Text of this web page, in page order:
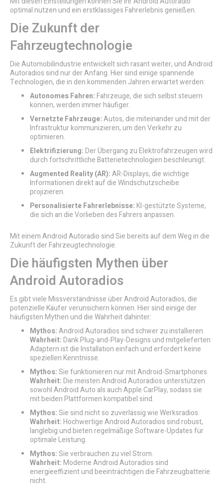
optimal nutzen und ein erstklassiges Fahrerlebnis genießen.
Die Zukunft der
Fahrzeugtechnologie
Die Automobilindustrie entwickelt sich rasant weiter, und Android
Autoradios sind nur der Anfang. Hier sind einige spannende
Technologien, die in den kommenden Jahren erwartet werden:
Autonomes Fahren:Fahrzeuge, die sich selbst steuern
können, werden immer häufiger.
Vernetzte Fahrzeuge:Autos, die miteinander und mit der
Infrastruktur kommunizieren, um den Verkehr zu
optimieren.
Elektrifizierung:Der Übergang zu Elektrofahrzeugen wird
durch fortschrittliche Batterietechnologien beschleunigt.
Augmented Reality (AR):AR-Displays, die wichtige
Informationen direkt auf die Windschutzscheibe
projizieren.
Personalisierte Fahrerlebnisse:KI-gestützte Systeme,
die sich an die Vorlieben des Fahrers anpassen.
Mit einem Android Autoradio sind Sie bereits auf dem Weg in die
Zukunft der Fahrzeugtechnologie.
Die häufigsten Mythen über
Android Autoradios
Es gibt viele Missverständnisse über Android Autoradios, die
potenzielle Käufer verunsichern können. Hier sind einige der
häufigsten Mythen und die Wahrheit dahinter:
Mythos:Android Autoradios sind schwer zu installieren.
Wahrheit:Dank Plug-and-Play-Designs und mitgelieferten
Adaptern ist die Installation einfach und erfordert keine
speziellen Kenntnisse.
Mythos:Sie funktionieren nur mit Android-Smartphones.
Wahrheit:Die meisten Android Autoradios unterstützen
sowohl Android Auto als auch Apple CarPlay, sodass sie
mit beiden Plattformen kompatibel sind.
Mythos:Sie sind nicht so zuverlässig wie Werksradios.
Wahrheit:Hochwertige Android Autoradios sind robust,
langlebig und bieten regelmäßige Software-Updates für
optimale Leistung.
Mythos:Sie verbrauchen zu viel Strom.
Wahrheit:Moderne Android Autoradios sind
energieeffizient und beeinträchtigen die Fahrzeugbatterie
nicht.